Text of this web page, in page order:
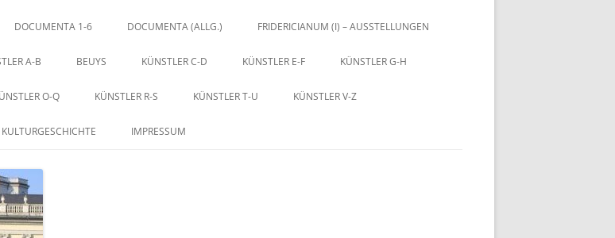
DOCUMENTA 1-6 DOCUMENTA (ALLG.) FRIDERICIANUM (I) – AUSSTELLUNGEN
A-B BEUYS KÜNSTLER C-D KÜNSTLER E-F KÜNSTLER G-H
O-Q KÜNSTLER R-S KÜNSTLER T-U KÜNSTLER V-Z
KULTURGESCHICHTE IMPRESSUM